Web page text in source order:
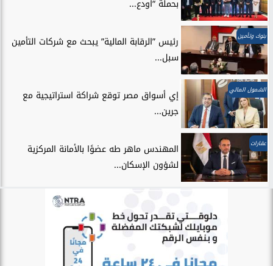
بحملة “اودع...
بنوك وتأمين
رئيس ”الرقابة المالية” يبحث مع شركات التأمين
سبل...
الشمول المالي
إي أسواق مصر توقع شراكة استراتيجية مع
جرين...
عقارات
المهندس ماهر طه عضوًا بالأمانة المركزية
لشؤون الإسكان...